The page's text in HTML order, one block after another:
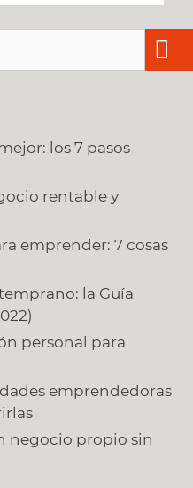
los 7 pasos
rentable y
emprender: 7 cosas
la Guía
personal para
emprendedoras
negocio propio sin